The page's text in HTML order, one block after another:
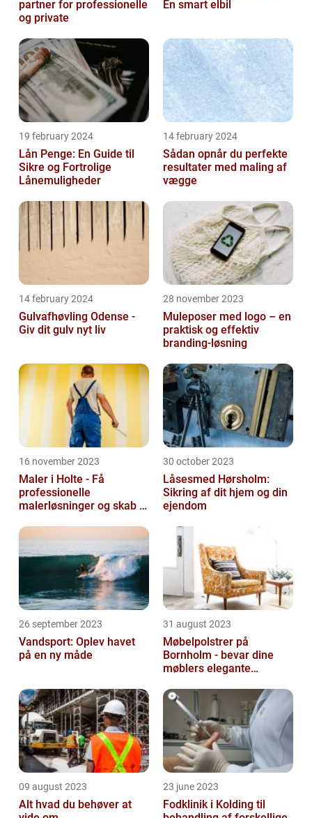
partner for professionelle
og private
En smart elbil
19 february 2024
Lån Penge: En Guide til
Sikre og Fortrolige
Lånemuligheder
14 february 2024
Sådan opnår du perfekte
resultater med maling af
vægge
14 february 2024
Gulvafhøvling Odense -
Giv dit gulv nyt liv
28 november 2023
Muleposer med logo – en
praktisk og effektiv
branding-løsning
16 november 2023
Maler i Holte - Få
professionelle
malerløsninger og skab et
30 october 2023
Låsesmed Hørsholm:
Sikring af dit hjem og din
ejendom
26 september 2023
Vandsport: Oplev havet
på en ny måde
31 august 2023
Møbelpolstrer på
Bornholm - bevar dine
møblers elegante
09 august 2023
Alt hvad du behøver at
23 june 2023
Fodklinik i Kolding til